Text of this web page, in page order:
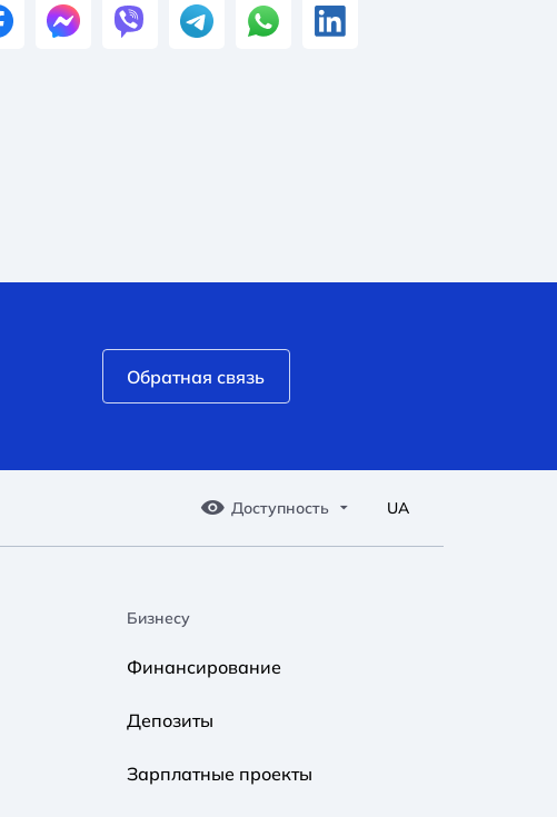
Обратная связь
Доступность
Обычный
A A
Средний Большой
A A
UA
Бизнесу
Финансирование
Депозиты
Зарплатные проекты